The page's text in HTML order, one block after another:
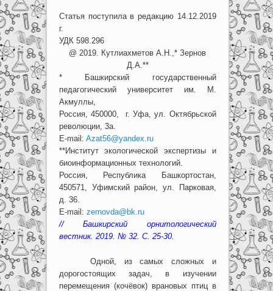
Статья поступила в редакцию 14.12.2019
г.
УДК 598.296
@ 2019. Кутлиахметов А.Н.,* Зернов
Д.А.**
* Башкирский государственный
педагогический университет им. М.
Акмуллы,
Россия, 450000, г. Уфа, ул. Октябрьской
революции, 3а.
E-mail: Azat56@yandex.ru
**Институт экологической экспертизы и
биоинформационных технологий.
Россия, Республика Башкортостан,
450571, Уфимский район, ул. Парковая,
д. 36.
E-mail: zernovda@bk.ru
// Башкирский орнитологический
вестник. 2019. № 32. С. 25-30.
Одной, из самых сложных и
дорогостоящих задач, в изучении
перемещения (кочёвок) врановых птиц в